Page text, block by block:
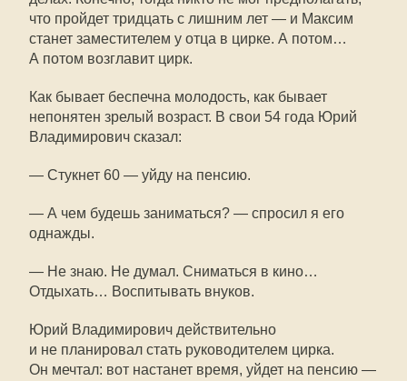
что пройдет тридцать с лишним лет — и Максим
станет заместителем у отца в цирке. А потом…
А потом возглавит цирк.
Как бывает беспечна молодость, как бывает
непонятен зрелый возраст. В свои 54 года Юрий
Владимирович сказал:
— Cтукнет 60 — уйду на пенсию.
— А чем будешь заниматься? — спросил я его
однажды.
— Не знаю. Не думал. Сниматься в кино…
Отдыхать… Воспитывать внуков.
Юрий Владимирович действительно
и не планировал стать руководителем цирка.
Он мечтал: вот настанет время, уйдет на пенсию —